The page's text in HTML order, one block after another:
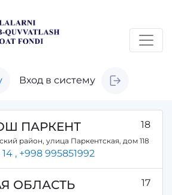
Вход в систему
ПАРКЕНТ 18
район, улица Паркентская, дом 118
, +998 995851992
ОБЛАСТЬ
17